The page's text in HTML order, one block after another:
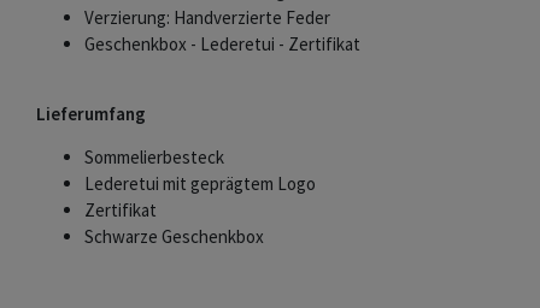
Verzierung: Handverzierte Feder
Geschenkbox - Lederetui - Zertifikat
Lieferumfang
Sommelierbesteck
Lederetui mit geprägtem Logo
Zertifikat
Schwarze Geschenkbox